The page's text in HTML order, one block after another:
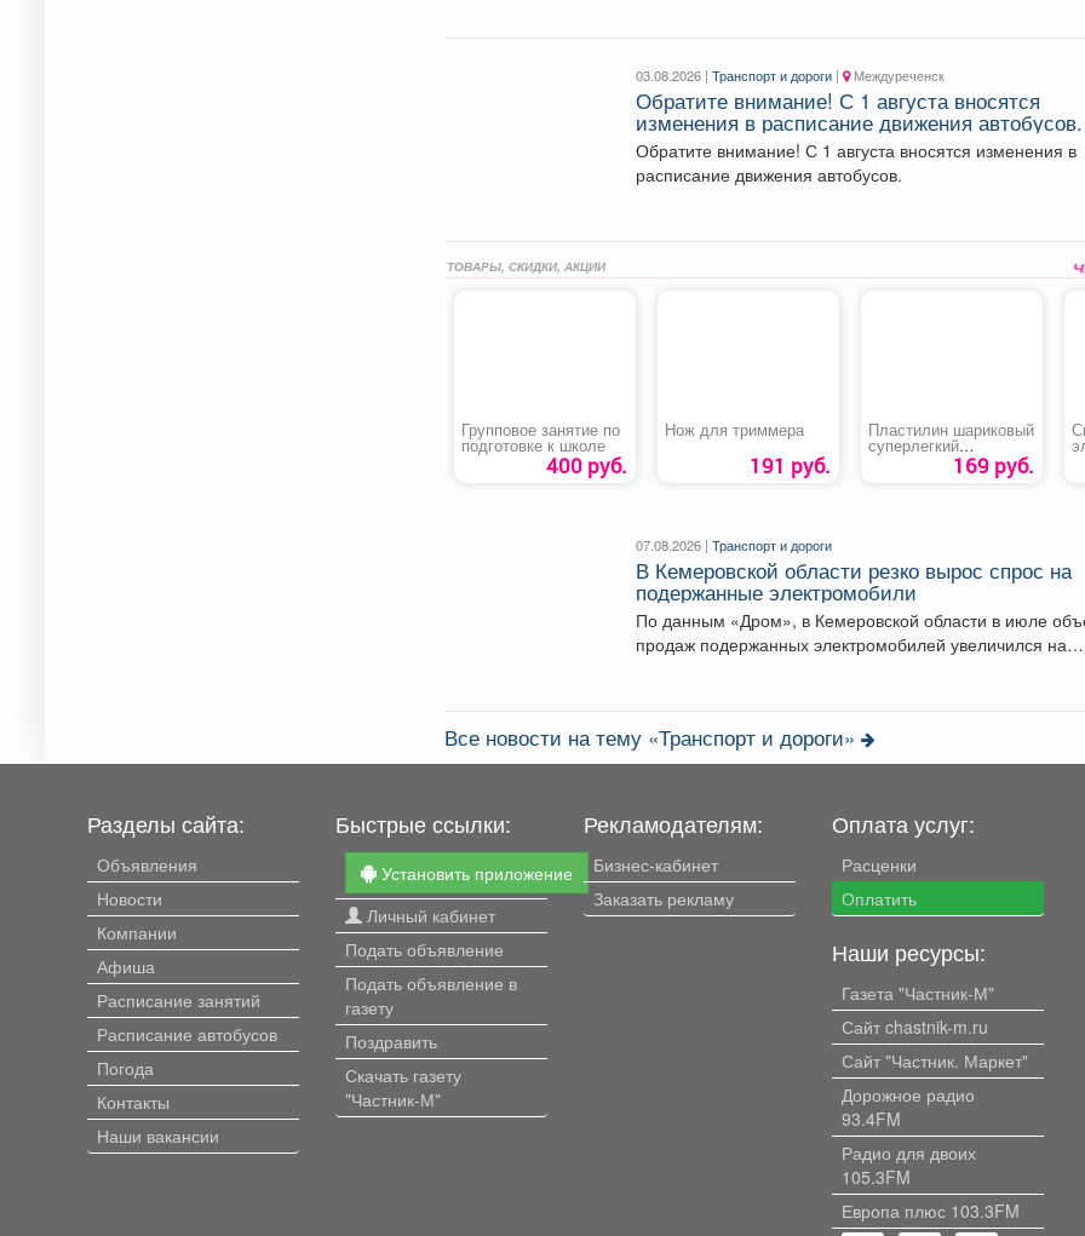
03.08.2026 |Транспорт и дороги | Междуреченск
Обратите внимание! С 1 августа вносятся
изменения в расписание движения автобусов.
Обратите внимание! С 1 августа вносятся изменения в
расписание движения автобусов.
ТОВАРЫ, СКИДКИ, АКЦИИ
Групповое занятие по
подготовке к школе
400 руб.
Нож для триммера
191 руб.
Пластилин шариковый
суперлегкий
«Homecenter»169 руб.
07.08.2026 |Транспорт и дороги
В Кемеровской области резко вырос спрос на
подержанные электромобили
По данным «Дром», в Кемеровской области в июле
продаж подержанных электромобилей увеличился на
Все новости на тему «Транспорт и дороги»
Разделы сайта:
Объявления
Новости
Компании
Афиша
Расписание занятий
Расписание автобусов
Погода
Контакты
Наши вакансии
Быстрые ссылки:
Установить приложение
Личный кабинет
Подать объявление
Подать объявление в
газету
Поздравить
Скачать газету
"Частник-М"
Рекламодателям:
Бизнес-кабинет
Заказать рекламу
Оплата услуг:
Расценки
Оплатить
Наши ресурсы:
Газета "Частник-М"
Сайт chastnik-m.ru
Сайт "Частник. Маркет"
Дорожное радио
93.4FM
Радио для двоих
105.3FM
Европа плюс 103.3FM